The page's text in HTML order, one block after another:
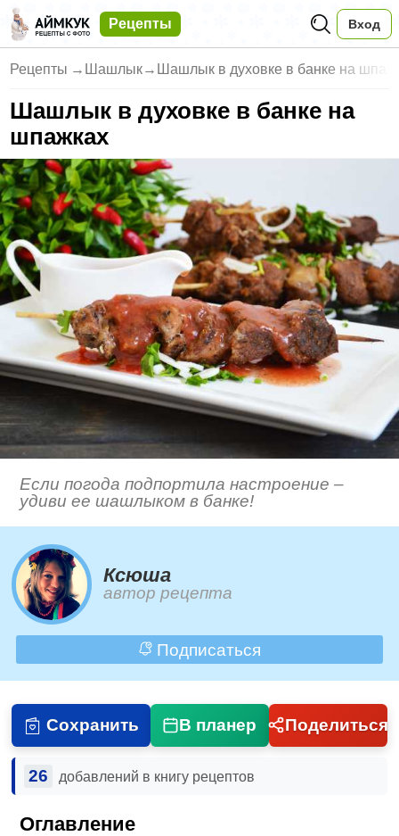
Рецепты Вход
Рецепты → Шашлык→ Шашлык в духовке в банке на
Шашлык в духовке в банке на
шпажках
Если погода подпортила настроение –
удиви ее шашлыком в банке!
Ксюша
автор рецепта
Подписаться
Сохранить В планер Поделиться
26 добавлений в книгу рецептов
Оглавление